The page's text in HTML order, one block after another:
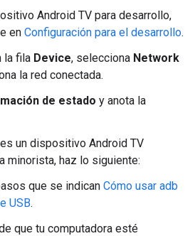
Android TV para desarrollo,
en Configuración para el desarrollo.
la fila Device, selecciona Network
la red conectada.
de estado y anota la
un dispositivo Android TV
minorista, haz lo siguiente:
que se indican Cómo usar adb
USB.
que tu computadora esté